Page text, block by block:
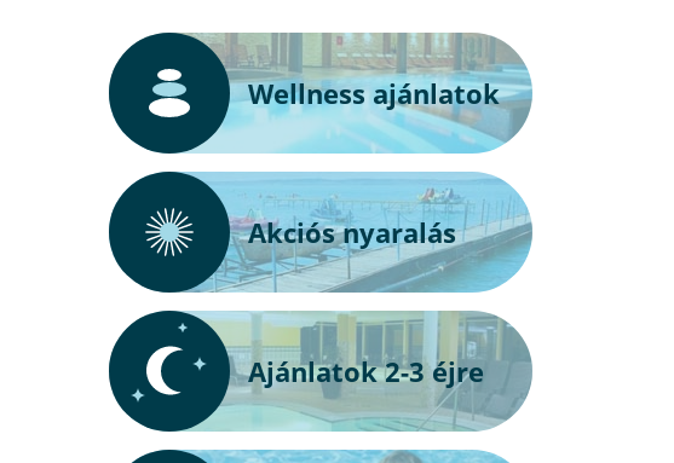
Wellness ajánlatok
Akciós nyaralás
Ajánlatok 2-3 éjre